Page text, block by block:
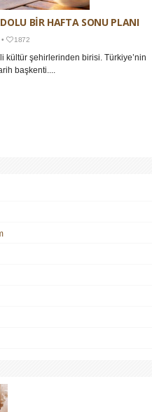
BIR HAFTA SONU PLANI
1872
kültür şehirlerinden birisi. Türkiye’nin
başkenti....